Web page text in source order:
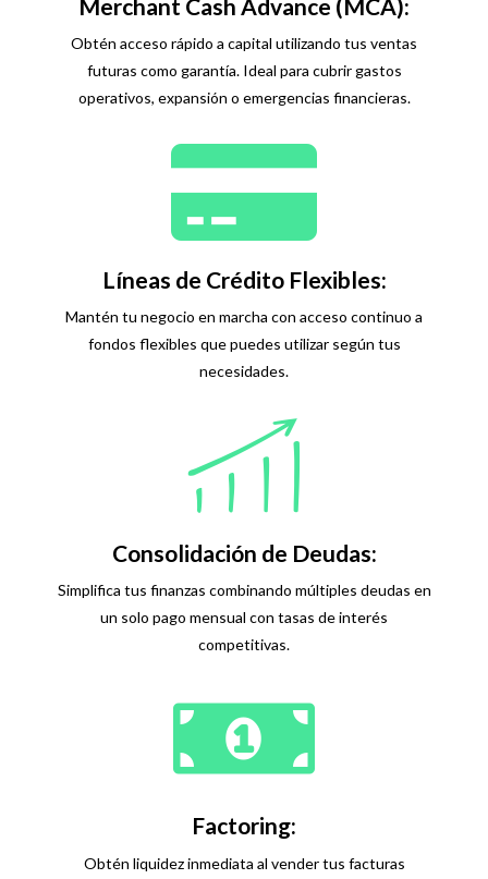
Merchant Cash Advance (MCA):
Obtén acceso rápido a capital utilizando tus ventas
futuras como garantía. Ideal para cubrir gastos
operativos, expansión o emergencias financieras.
Líneas de Crédito Flexibles:
Mantén tu negocio en marcha con acceso continuo a
fondos flexibles que puedes utilizar según tus
necesidades.
Consolidación de Deudas:
Simplifica tus finanzas combinando múltiples deudas en
un solo pago mensual con tasas de interés
competitivas.
Factoring:
Obtén liquidez inmediata al vender tus facturas